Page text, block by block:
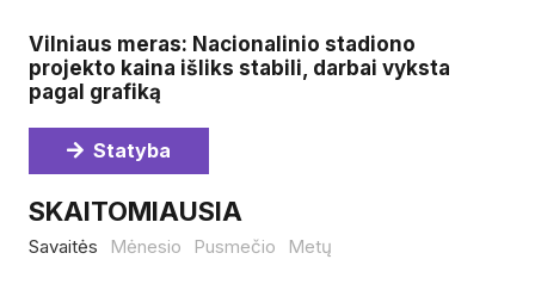
Vilniaus meras: Nacionalinio stadiono
projekto kaina išliks stabili, darbai vyksta
pagal grafiką
Statyba
SKAITOMIAUSIA
Savaitės Mėnesio Pusmečio Metų